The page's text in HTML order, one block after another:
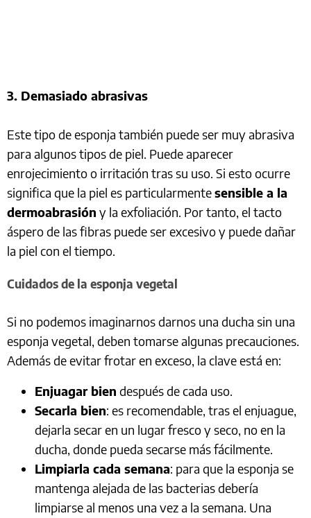
3. Demasiado abrasivas
Este tipo de esponja también puede ser muy abrasiva
para algunos tipos de piel. Puede aparecer
enrojecimiento o irritación tras su uso. Si esto ocurre
significa que la piel es particularmentesensible a la
dermoabrasión y la exfoliación. Por tanto, el tacto
áspero de las fibras puede ser excesivo y puede dañar
la piel con el tiempo.
Cuidados de la esponja vegetal
Si no podemos imaginarnos darnos una ducha sin una
esponja vegetal, deben tomarse algunas precauciones.
Además de evitar frotar en exceso, la clave está en:
Enjuagar bien después de cada uso.
Secarla bien: es recomendable, tras el enjuague,
dejarla secar en un lugar fresco y seco, no en la
ducha, donde pueda secarse más fácilmente.
Limpiarla cada semana: para que la esponja se
mantenga alejada de las bacterias debería
limpiarse al menos una vez a la semana. Una